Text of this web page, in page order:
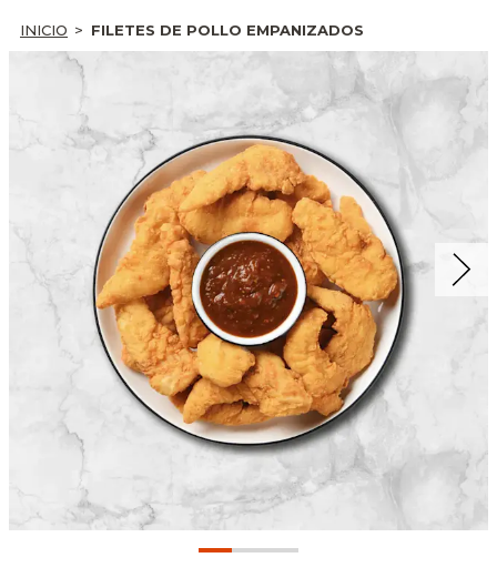
INICIO FILETES DE POLLO EMPANIZADOS